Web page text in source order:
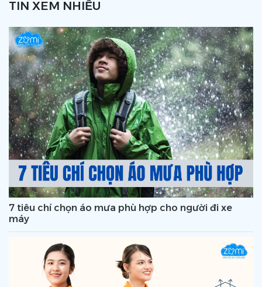
TIN XEM NHIỀU
7 tiêu chí chọn áo mưa phù hợp cho người đi xe
máy